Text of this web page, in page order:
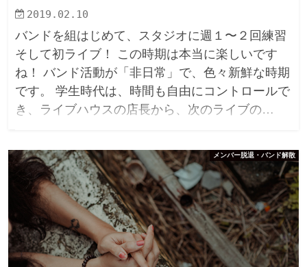
2019.02.10
バンドを組はじめて、スタジオに週１〜２回練習
そして初ライブ！ この時期は本当に楽しいです
ね！ バンド活動が「非日常」で、色々新鮮な時期
です。 学生時代は、時間も自由にコントロールで
き、ライブハウスの店長から、次のライブの…
メンバー脱退・バンド解散